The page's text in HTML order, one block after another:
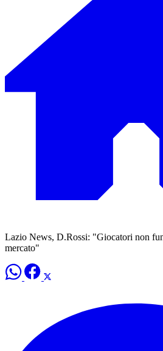
Lazio News, D.Rossi: "Giocatori non
mercato"